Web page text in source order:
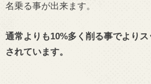
名乗る事が出来ます。
通常よりも10%多く削る事でより
されています。